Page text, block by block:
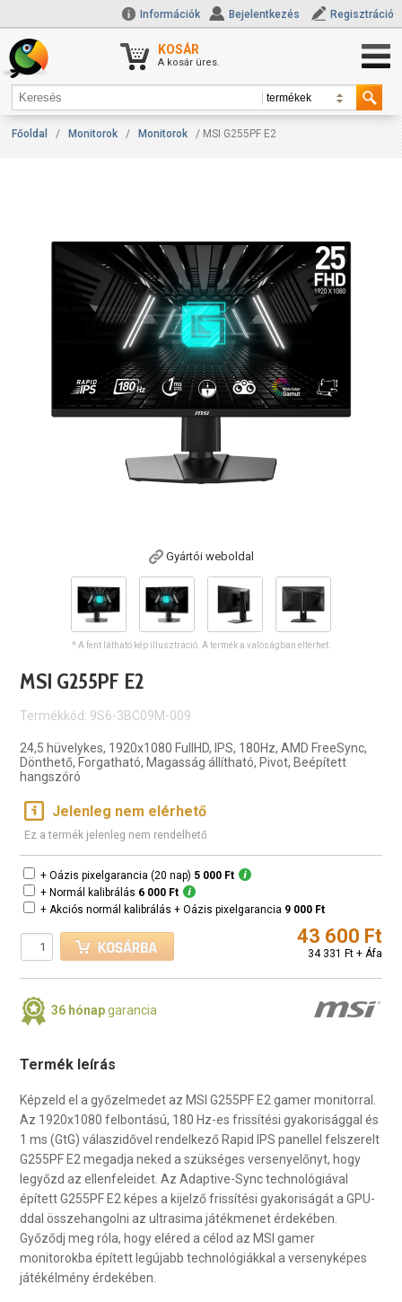
Információk Bejelentkezés Regisztráció
KOSÁR
A kosár üres.
Főoldal / Monitorok / Monitorok / MSI G255PF E2
Gyártói weboldal
* A fent látható kép illusztráció. A termék a valóságban eltérhet.
MSI G255PF E2
Termékkód: 9S6-3BC09M-009
24,5 hüvelykes, 1920x1080 FullHD, IPS, 180Hz, AMD FreeSync,
Dönthető, Forgatható, Magasság állítható, Pivot, Beépített
hangszóró
Jelenleg nem elérhető
Ez a termék jelenleg nem rendelhető
+ Oázis pixelgarancia (20 nap) 5 000 Ft
+ Normál kalibrálás 6 000 Ft
+ Akciós normál kalibrálás + Oázis pixelgarancia 9 000 Ft
43 600 Ft
34 331 Ft + Áfa
36 hónapgarancia
Termék leírás
Képzeld el a győzelmedet az MSI G255PF E2 gamer monitorral.
Az 1920x1080 felbontású, 180 Hz-es frissítési gyakorisággal és
1 ms (GtG) válaszidővel rendelkező Rapid IPS panellel felszerelt
G255PF E2 megadja neked a szükséges versenyelőnyt, hogy
legyőzd az ellenfeleidet. Az Adaptive-Sync technológiával
épített G255PF E2 képes a kijelző frissítési gyakoriságát a GPU-
ddal összehangolni az ultrasima játékmenet érdekében.
Győződj meg róla, hogy eléred a célod az MSI gamer
monitorokba épített legújabb technológiákkal a versenyképes
játékélmény érdekében.